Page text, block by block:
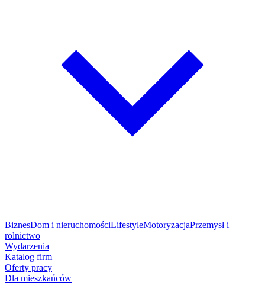
BiznesDom i nieruchomościLifestyleMotoryzacjaPrzemysł i
rolnictwo
Wydarzenia
Katalog firm
Oferty pracy
Dla mieszkańców